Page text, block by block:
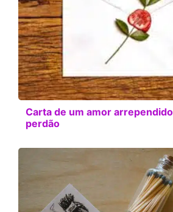
Carta de um amor
perdão